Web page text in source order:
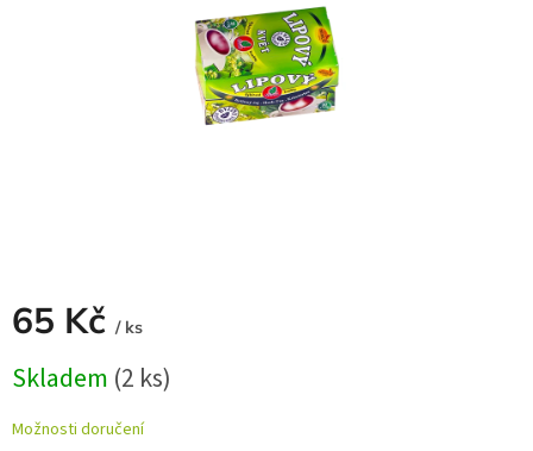
65 Kč / ks
cena:
Skladem (2 ks)
Možnosti doručení